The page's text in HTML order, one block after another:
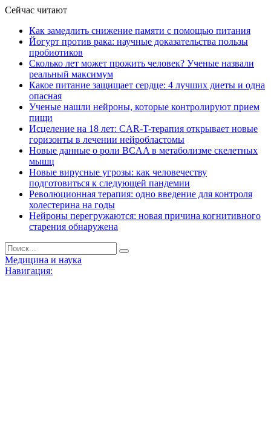
Сейчас читают
Как замедлить снижение памяти с помощью питания
Йогурт против рака: научные доказательства пользы
пробиотиков
Сколько лет может прожить человек? Ученые назвали
реальный максимум
Какое питание защищает сердце: 4 лучших диеты и одна
опасная
Ученые нашли нейроны, которые контролируют прием
пищи
Исцеление на 18 лет: CAR-T-терапия открывает новые
горизонты в лечении нейробластомы
Новые данные о роли BCAA в метаболизме скелетных
мышц
Новые вирусные угрозы: как человечеству
подготовиться к следующей пандемии
Революционная терапия: одно введение для контроля
холестерина на годы
Нейроны перегружаются: новая причина когнитивного
старения обнаружена
Медицина и наука
Навигация: